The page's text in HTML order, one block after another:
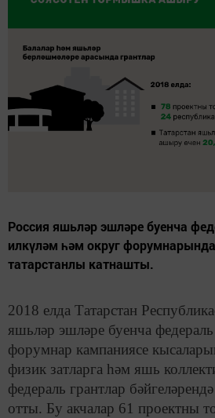
Россия яшьләр эшләре буенча
илкүләм һәм округ
татарстанлы катнашты.
2018 елда Татарстан
яшьләр эшләре буенча
форумнар кампаниясе
физик затларга һәм яшь
федераль грантлар
отты. Бу акчалар 61 проектны